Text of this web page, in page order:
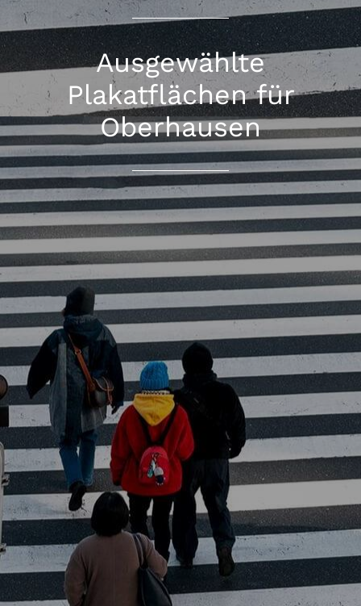
Ausgewählte
Plakatflächen für
Oberhausen